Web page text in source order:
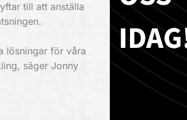
till att anställa
lösningar för våra
säger Jonny